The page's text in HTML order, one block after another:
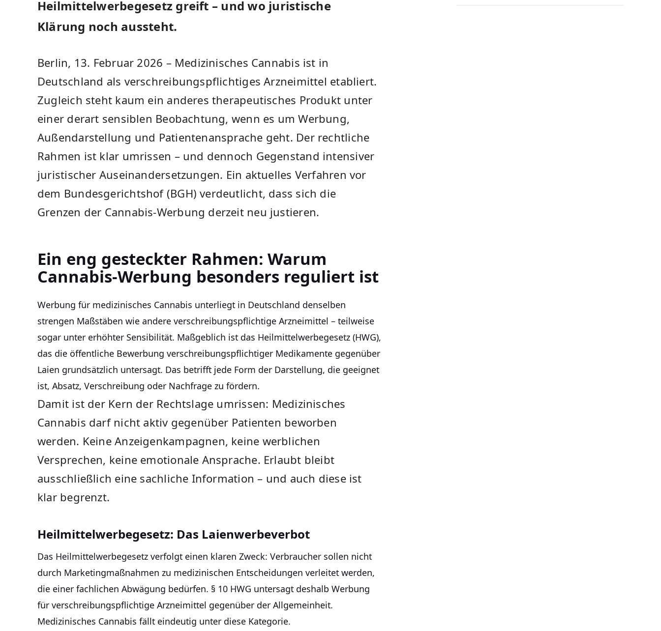
Heilmittelwerbegesetz greift – und wo juristische
Klärung noch aussteht.
Berlin, 13. Februar 2026 – Medizinisches Cannabis ist in
Deutschland als verschreibungspflichtiges Arzneimittel etabliert.
Zugleich steht kaum ein anderes therapeutisches Produkt unter
einer derart sensiblen Beobachtung, wenn es um Werbung,
Außendarstellung und Patientenansprache geht. Der rechtliche
Rahmen ist klar umrissen – und dennoch Gegenstand intensiver
juristischer Auseinandersetzungen. Ein aktuelles Verfahren vor
dem Bundesgerichtshof (BGH) verdeutlicht, dass sich die
Grenzen der Cannabis-Werbung derzeit neu justieren.
Ein eng gesteckter Rahmen: Warum
Cannabis-Werbung besonders reguliert ist
Werbung für medizinisches Cannabis unterliegt in Deutschland denselben
strengen Maßstäben wie andere verschreibungspflichtige Arzneimittel – teilweise
sogar unter erhöhter Sensibilität. Maßgeblich ist das Heilmittelwerbegesetz (HWG),
das die öffentliche Bewerbung verschreibungspflichtiger Medikamente gegenüber
Laien grundsätzlich untersagt. Das betrifft jede Form der Darstellung, die geeignet
ist, Absatz, Verschreibung oder Nachfrage zu fördern.
Damit ist der Kern der Rechtslage umrissen: Medizinisches
Cannabis darf nicht aktiv gegenüber Patienten beworben
werden. Keine Anzeigenkampagnen, keine werblichen
Versprechen, keine emotionale Ansprache. Erlaubt bleibt
ausschließlich eine sachliche Information – und auch diese ist
klar begrenzt.
Heilmittelwerbegesetz: Das Laienwerbeverbot
Das Heilmittelwerbegesetz verfolgt einen klaren Zweck: Verbraucher sollen nicht
durch Marketingmaßnahmen zu medizinischen Entscheidungen verleitet werden,
die einer fachlichen Abwägung bedürfen. § 10 HWG untersagt deshalb Werbung
für verschreibungspflichtige Arzneimittel gegenüber der Allgemeinheit.
Medizinisches Cannabis fällt eindeutig unter diese Kategorie.